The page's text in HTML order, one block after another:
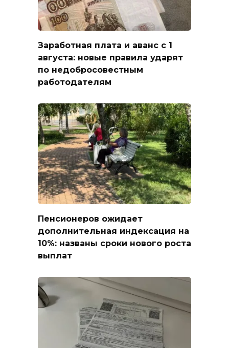
Заработная плата и аванс с 1
августа: новые правила ударят
по недобросовестным
работодателям
Пенсионеров ожидает
дополнительная индексация на
10%: названы сроки нового роста
выплат